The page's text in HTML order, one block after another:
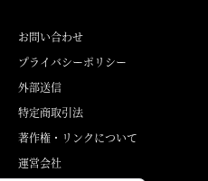
お問い合わせ
プライバシーポリシー
外部送信
特定商取引法
著作権・リンクについて
運営会社